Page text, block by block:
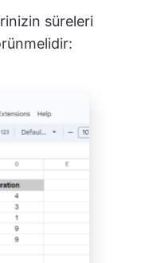
süreleri